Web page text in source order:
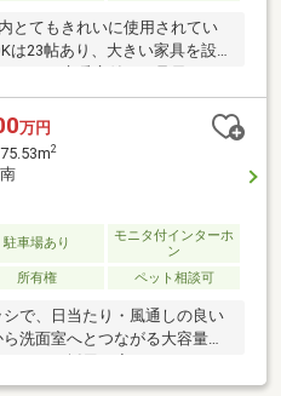
とてもきれいに使用されてい
は23帖あり、大きい家具を設
す。■床暖房付き！足元から
心配が少なく小さなお子さま
いため乾燥しにくく、冬も快
町商店街やひろめ市場が徒歩
果物など様々な食材が揃って
便利です。学校などの教育施
設、公共施設などが集積した
ス停や電停まで徒歩4分！お車
方面への移動がスムーズで
円
万円
2
駐車場あり
モニタ付インターホ
ン
所有権 ペット相談可
で、日当たり・風通しの良い
洗面室へとつながる大容量の
ットを採用。廊下のファミリ
入など、使い勝手の良い大型